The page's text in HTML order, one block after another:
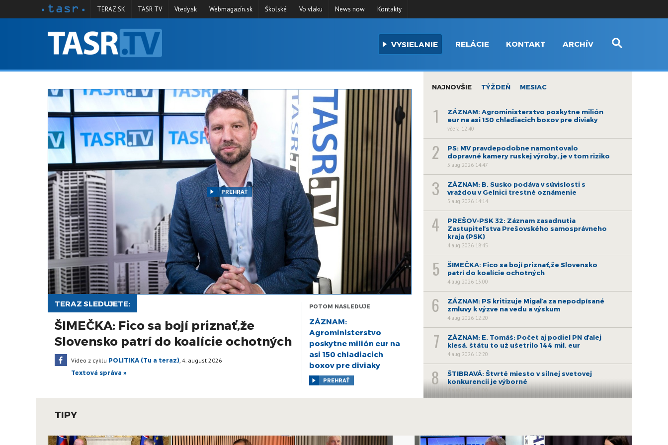
KONTAKT
TERAZ.SK TASR TV Vtedy.sk Webmagazín.sk Školské Vo vlaku News now Kontakty
VYSIELANIE RELÁCIE KONTAKT ARCHÍV
PREHRAŤ
TERAZ SLEDUJETE:
ŠIMEČKA: Fico sa bojí priznať,že
Slovensko patrí do koalície ochotných
Video z cyklu POLITIKA (Tu a teraz) 4. august 2026
Textová správa »
POTOM NASLEDUJE
ZÁZNAM:
Agroministerstvo
poskytne milión eur na
asi 150 chladiacich
boxov pre diviaky
PREHRAŤ
NAJNOVŠIE TÝŽDEŇ MESIAC
1
ZÁZNAM: Agroministerstvo poskytne milión
eur na asi 150 chladiacich boxov pre diviaky
včera 12:40
2
PS: MV pravdepodobne namontovalo
dopravné kamery ruskej výroby, je v tom riziko
5 aug 2026 14:47
3
ZÁZNAM: B. Susko podáva v súvislosti s
vraždou v Gelnici trestné oznámenie
5 aug 2026 14:14
4
PREŠOV-PSK 32: Záznam zasadnutia
Zastupiteľstva Prešovského samosprávneho
kraja (PSK)
4 aug 2026 18:45
5
ŠIMEČKA: Fico sa bojí priznať,že Slovensko
patrí do koalície ochotných
4 aug 2026 13:00
6
ZÁZNAM: PS kritizuje Migaľa za nepodpísané
zmluvy k výzve na vedu a výskum
4 aug 2026 12:20
7
ZÁZNAM: E. Tomáš: Počet aj podiel PN ďalej
klesá, štátu to už ušetrilo 144 mil. eur
4 aug 2026 12:20
8
ŠTIBRAVÁ: Štvrté miesto v silnej svetovej
konkurencii je výborné
3 aug 2026 14:07
TIPY